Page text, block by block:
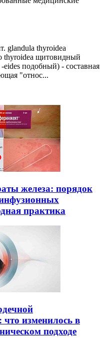
glandula thyroidea
thyroidea щитовидный
подобный) - составная
"относ...
железа: порядок
практика
что изменилось в
подходе